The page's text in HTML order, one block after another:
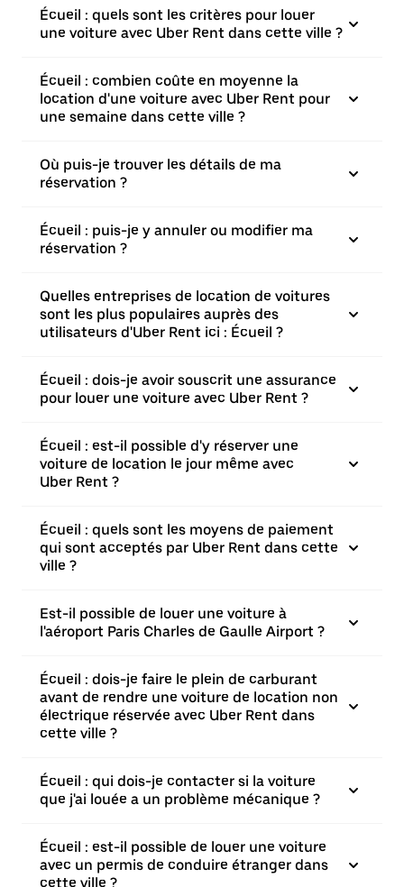
Écueil : quels sont les critères pour louer
une voiture avec Uber Rent dans cette ville ?
Écueil : combien coûte en moyenne la
location d'une voiture avec Uber Rent pour
une semaine dans cette ville ?
Où puis-je trouver les détails de ma
réservation ?
Écueil : puis-je y annuler ou modifier ma
réservation ?
Quelles entreprises de location de voitures
sont les plus populaires auprès des
utilisateurs d'Uber Rent ici : Écueil ?
Écueil : dois-je avoir souscrit une assurance
pour louer une voiture avec Uber Rent ?
Écueil : est-il possible d'y réserver une
voiture de location le jour même avec
Uber Rent ?
Écueil : quels sont les moyens de paiement
qui sont acceptés par Uber Rent dans cette
ville ?
Est-il possible de louer une voiture à
l'aéroport Paris Charles de Gaulle Airport ?
Écueil : dois-je faire le plein de carburant
avant de rendre une voiture de location non
électrique réservée avec Uber Rent dans
cette ville ?
Écueil : qui dois-je contacter si la voiture
que j'ai louée a un problème mécanique ?
Écueil : est-il possible de louer une voiture
avec un permis de conduire étranger dans
cette ville ?